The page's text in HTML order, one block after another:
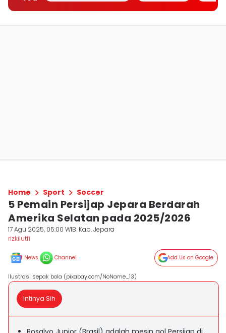
Home Sport Soccer
5 Pemain Persijap Jepara Berdarah
Amerika Selatan pada 2025/2026
17 Agu 2025, 05:00 WIB Kab. Jepara
rizkilutfi
News Channel Add Us on Google
Ilustrasi sepak bola (pixabay.com/NoName_13)
Intinya Sih